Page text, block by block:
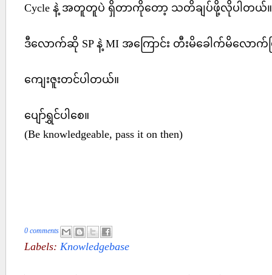
Cycle နဲ့ အတူတူပဲ ရှိတာကိုတော့ သတိချပ်ဖို့လိုပါတယ်။
ဒီလောက်ဆို SP နဲ့ MI အကြောင်း တီးမိခေါက်မိလော
ကျေးဇူးတင်ပါတယ်။
ပျော်ရွှင်ပါစေ။
(Be knowledgeable, pass it on then)
0 comments
Labels: Knowledgebase